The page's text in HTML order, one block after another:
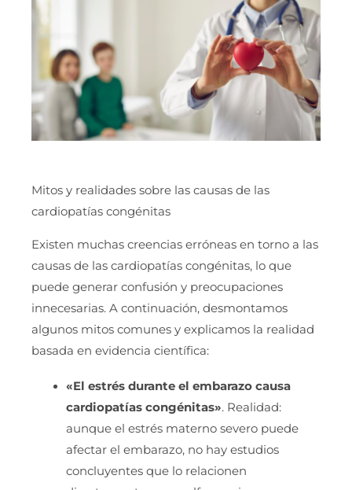
Mitos y realidades sobre las causas de las
cardiopatías congénitas
Existen muchas creencias erróneas en torno a las
causas de las cardiopatías congénitas, lo que
puede generar confusión y preocupaciones
innecesarias. A continuación, desmontamos
algunos mitos comunes y explicamos la realidad
basada en evidencia científica:
«El estrés durante el embarazo causa
cardiopatías congénitas». Realidad:
aunque el estrés materno severo puede
afectar el embarazo, no hay estudios
concluyentes que lo relacionen